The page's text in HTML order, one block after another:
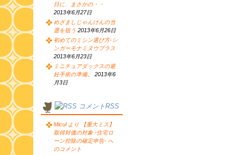
日に、まさかの・・
2013年6月27日
めざましじゃんけんの当
選を狙う 2013年6月26日
初めてのミシン選び方-シ
ンガーモナミヌウプラス
2013年6月23日
ミニチュアダックスの避
妊手術の準備。
2013年6
月3日
コメントRSS
Micul より 【重大ミス】
取得対価の対象 -住宅ロ
ーン控除の確定申告- へ
のコメント